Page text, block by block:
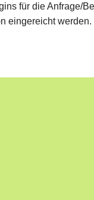
für die Anfrage/
eingereicht werden.